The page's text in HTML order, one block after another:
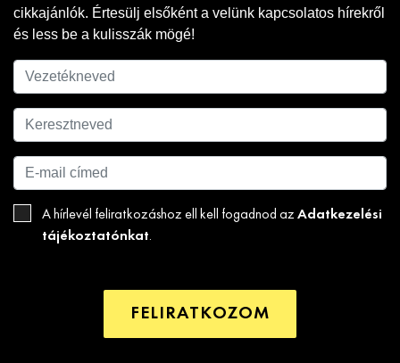
cikkajánlók. Értesülj elsőként a velünk kapcsolatos hírekről
és less be a kulisszák mögé!
A hírlevél feliratkozáshoz ell kell fogadnod az Adatkezelési
tájékoztatónkat.
FELIRATKOZOM